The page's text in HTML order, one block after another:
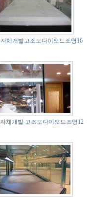
자체개발고조도다이오드조명16
자체개발 고조도다이오드조명12